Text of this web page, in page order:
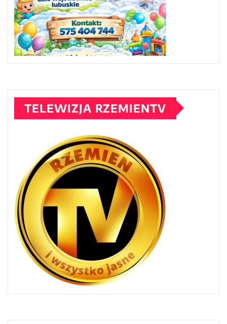
TELEWIZJA RZEMIENTV